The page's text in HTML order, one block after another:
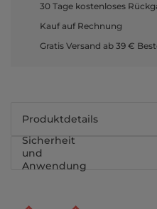
30 Tage kostenloses
Kauf auf Rechnung
Gratis Versand ab 39 €
Produktdetails
Sicherheit
und
Anwendung